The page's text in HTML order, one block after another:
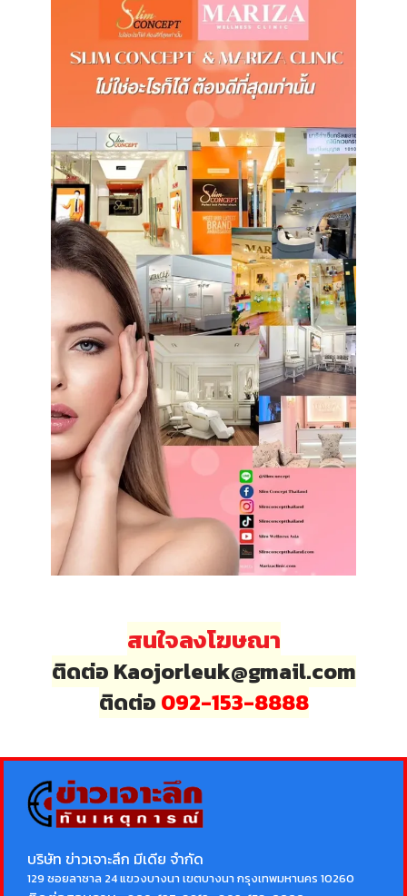
สนใจลงโฆษณา
ติดต่อ Kaojorleuk@gmail.com
ติดต่อ 092-153-8888
บริษัท ข่าวเจาะลึก มีเดีย จำกัด
129 ซอยลาซาล 24 แขวงบางนา เขตบางนา กรุงเทพมหานคร 10260